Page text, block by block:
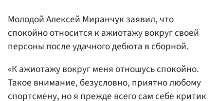
Молодой Алексей Миранчук заявил, что
спокойно относится к ажиотажу вокруг своей
персоны после удачного дебюта в сборной.
«К ажиотажу вокруг меня отношусь спокойно.
Такое внимание, безусловно, приятно любому
спортсмену, но я прежде всего сам себе критик